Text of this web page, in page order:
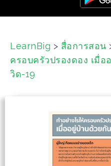
n
LearnBig > สื่อการสอน
ครอบครัวปรองดอง เมื่
วิด-19